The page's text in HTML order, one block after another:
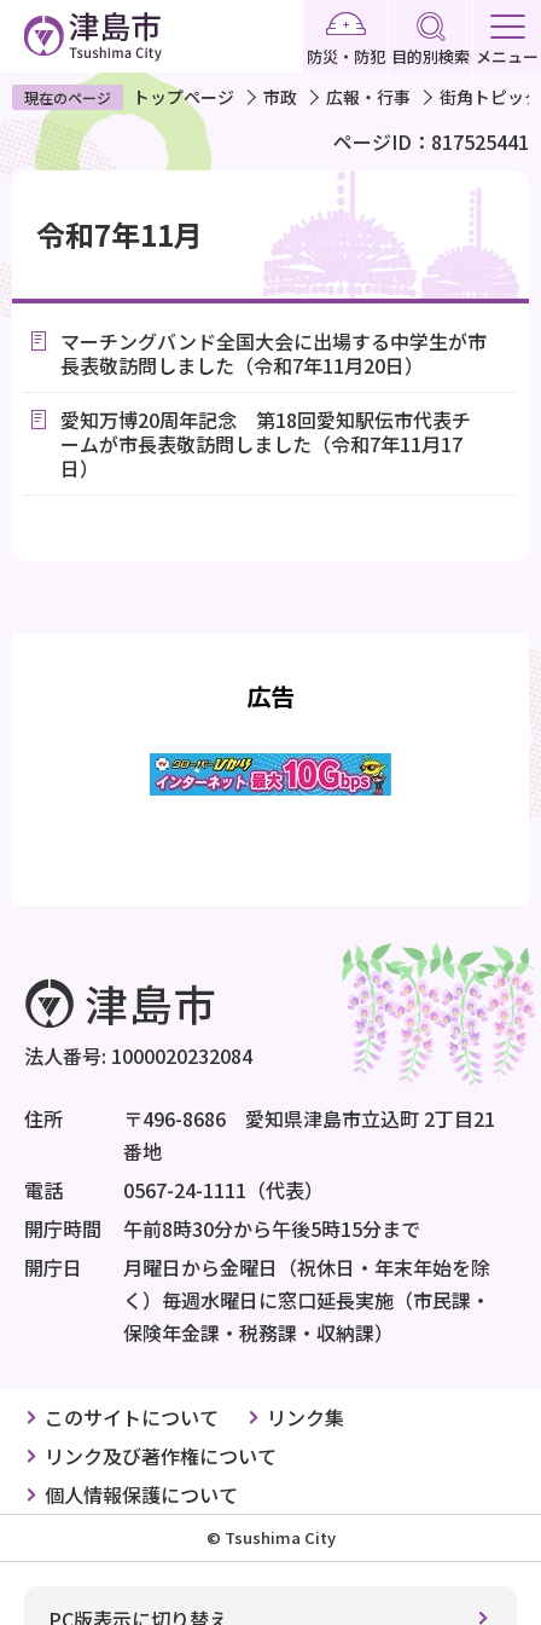
ペ
ー
ジ
の
で
す
防災・防犯 目的別検索 メニュー
現在のページ トップページ 市政 広報・行事 街角トピッ
ページID：817525441
令和7年11月
マーチングバンド全国大会に出場する中学生が市
長表敬訪問しました（令和7年11月20日）
愛知万博20周年記念 第18回愛知駅伝市代表チ
ームが市長表敬訪問しました（令和7年11月17
日）
広告
法人番号: 1000020232084
住所
〒496-8686 愛知県津島市立込町 2丁目21
番地
電話
0567-24-1111（代表）
開庁時間
午前8時30分から午後5時15分まで
開庁日
月曜日から金曜日（祝休日・年末年始を除
く）毎週水曜日に窓口延長実施（市民課・
保険年金課・税務課・収納課）
このサイトについて
リンク集
リンク及び著作権について
個人情報保護について
© Tsushima City